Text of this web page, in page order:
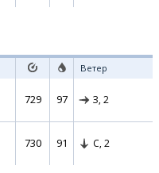
Ветер
729 97 З, 2
730 91 С, 2